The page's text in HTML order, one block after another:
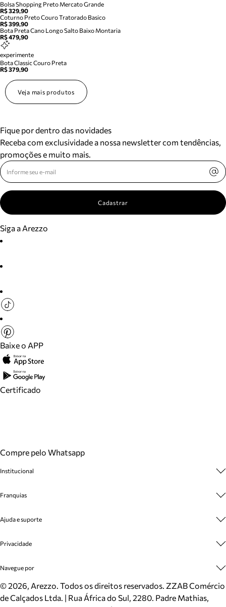
Bolsa Shopping Preto Mercato Grande
R$ 329,90
Coturno Preto Couro Tratorado Basico
R$ 399,90
Bota Preta Cano Longo Salto Baixo Montaria
R$ 479,90
experimente
Bota Classic Couro Preta
R$ 379,90
Veja mais produtos
Fique por dentro das novidades
Receba com exclusividade a nossa newsletter com tendências,
promoções e muito mais.
Cadastrar
Siga a Arezzo
Baixe o APP
Certificado
Compre pelo Whatsapp
Institucional
Cashback
Venda Corporativa
Mapa do Site
Inverno
Mundo Arezzo
Franquias
Plano de Negócio
Ajuda e suporte
Cadastro
Meus Pedidos
Trocas e Devoluções
Cartão Presente
Privacidade
Politica e Privacidade
Navegue por
Sapatos
Bolsas
©2026, Arezzo. Todos os direitos reservados. ZZAB Comércio
de Calçados Ltda. | Rua África do Sul, 2280. Padre Mathias,